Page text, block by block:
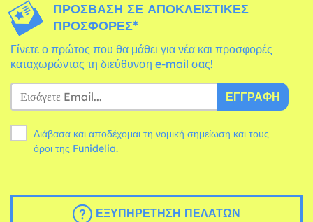
ΠΡΌΣΒΑΣΗ ΣΕ ΑΠΟΚΛΕΙΣΤΙΚΈΣ
ΠΡΟΣΦΟΡΈΣ*
Γίνετε ο πρώτος που θα μάθει για νέα και προσφορές
καταχωρώντας τη διεύθυνση e-mail σας!
ΕΓΓΡΑΦΉ
Διάβασα και αποδέχομαι τη νομική σημείωση και τους
όροι της Funidelia.
ΕΞΥΠΗΡΈΤΗΣΗ ΠΕΛΑΤΏΝ